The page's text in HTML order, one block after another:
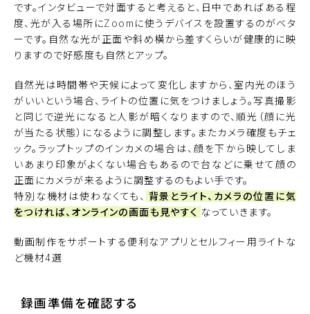
です。インタビューで対面すると考えると、日中であればある程
度、光が入る場所にZoomに使うデバイスを設置するのがベタ
ーです。自然な光が正面や斜め横から差すくらいが健康的に映
りますので好感度も自然とアップ。
自然光は時間帯や天候によって変化しますから、室内光のほう
がいいという場合、ライトの位置に気をつけましょう。写真撮影
と同じで逆光になると人影が暗くなりますので、順光（顔に光
が当たる状態）になるように調整します。またカメラ確度もチェ
ック。ラップトップのインカメの場合は、顔を下から映してしま
いあまり印象がよくない場合もあるので台などに乗せて顔の
正面にカメラが来るように調整するのもよい手です。
特別な機材は使わなくても、 背景とライト、カメラの位置に気
をつければ、オンラインの画面も見やすく なっていきます。
動画制作をサポートする便利なアプリとセルフィー用ライトな
ど機材4選
録画準備を確認する